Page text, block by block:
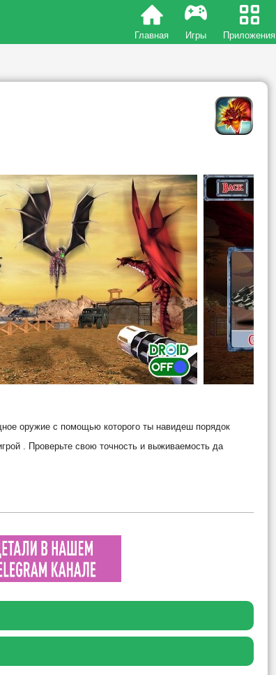
Главная Игры Приложения
оружие с помощью которого ты навидеш порядок
. Проверьте свою точность и выживаемость да